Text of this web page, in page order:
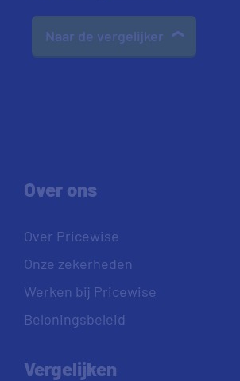
Naar de vergelijker
Over ons
Over Pricewise
Onze zekerheden
Werken bij Pricewise
Beloningsbeleid
Vergelijken